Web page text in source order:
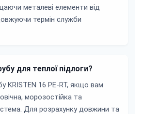
металеві елементи від
термін служби
для теплої підлоги?
KRISTEN 16 PE-RT, якщо вам
морозостійка та
Для розрахунку довжини та